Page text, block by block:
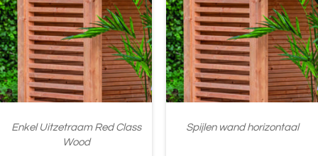
Enkel Uitzetraam Red Class
Wood
Spijlen wand horizontaal